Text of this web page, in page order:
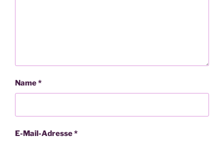
Name*
E-Mail-Adresse*